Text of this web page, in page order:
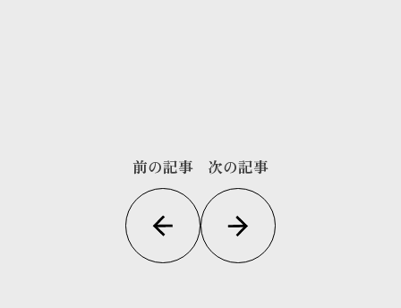
前の記事 次の記事